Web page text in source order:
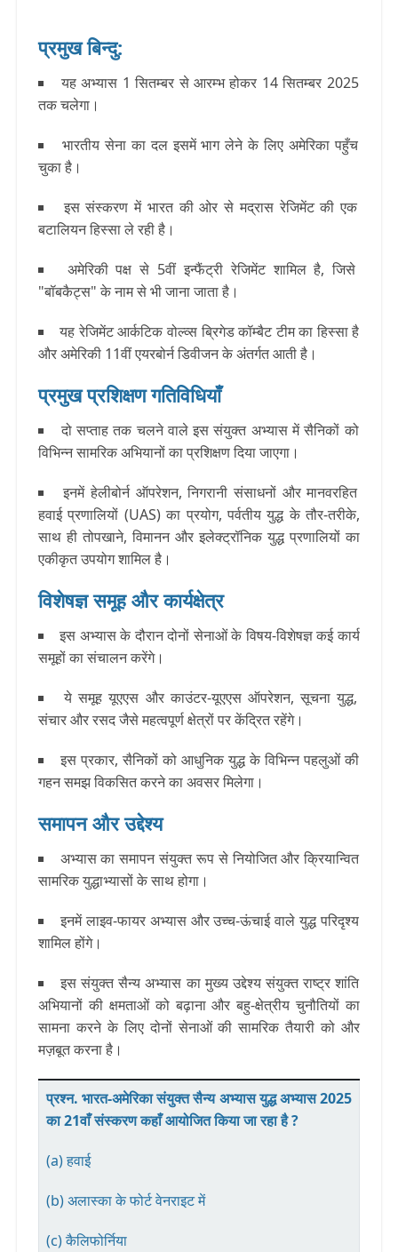
प्रमुख बिन्दु:
यह अभ्यास 1 सितम्बर से आरम्भ होकर 14 सितम्बर 2025
तक चलेगा।
भारतीय सेना का दल इसमें भाग लेने के लिए अमेरिका पहुँच
चुका है।
इस संस्करण में भारत की ओर से मद्रास रेजिमेंट की एक
बटालियन हिस्सा ले रही है।
अमेरिकी पक्ष से 5वीं इन्फैंट्री रेजिमेंट शामिल है, जिसे
"बॉबकैट्स" के नाम से भी जाना जाता है।
यह रेजिमेंट आर्कटिक वोल्व्स ब्रिगेड कॉम्बैट टीम का हिस्सा है
और अमेरिकी 11वीं एयरबोर्न डिवीजन के अंतर्गत आती है।
प्रमुख प्रशिक्षण गतिविधियाँ
दो सप्ताह तक चलने वाले इस संयुक्त अभ्यास में सैनिकों को
विभिन्न सामरिक अभियानों का प्रशिक्षण दिया जाएगा।
इनमें हेलीबोर्न ऑपरेशन, निगरानी संसाधनों और मानवरहित
हवाई प्रणालियों (UAS) का प्रयोग, पर्वतीय युद्ध के तौर-तरीके,
साथ ही तोपखाने, विमानन और इलेक्ट्रॉनिक युद्ध प्रणालियों का
एकीकृत उपयोग शामिल है।
विशेषज्ञ समूह और कार्यक्षेत्र
इस अभ्यास के दौरान दोनों सेनाओं के विषय-विशेषज्ञ कई कार्य
समूहों का संचालन करेंगे।
ये समूह यूएएस और काउंटर-यूएएस ऑपरेशन, सूचना युद्ध,
संचार और रसद जैसे महत्वपूर्ण क्षेत्रों पर केंद्रित रहेंगे।
इस प्रकार, सैनिकों को आधुनिक युद्ध के विभिन्न पहलुओं की
गहन समझ विकसित करने का अवसर मिलेगा।
समापन और उद्देश्य
अभ्यास का समापन संयुक्त रूप से नियोजित और क्रियान्वित
सामरिक युद्धाभ्यासों के साथ होगा।
इनमें लाइव-फायर अभ्यास और उच्च-ऊंचाई वाले युद्ध परिदृश्य
शामिल होंगे।
इस संयुक्त सैन्य अभ्यास का मुख्य उद्देश्य संयुक्त राष्ट्र शांति
अभियानों की क्षमताओं को बढ़ाना और बहु-क्षेत्रीय चुनौतियों का
सामना करने के लिए दोनों सेनाओं की सामरिक तैयारी को और
मज़बूत करना है।
प्रश्न. भारत-अमेरिका संयुक्त सैन्य अभ्यास युद्ध अभ्यास 2025
का 21वाँ संस्करण कहाँ आयोजित किया जा रहा है ?
(a) हवाई
(b) अलास्का के फोर्ट वेनराइट में
(c) कैलिफोर्निया